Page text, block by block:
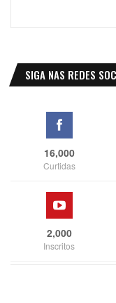
SIGA NAS REDES
16,000
Curtidas
2,000
Inscritos